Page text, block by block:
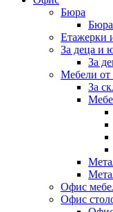
Бюра
Бюра
Етажерки
За деца и
За
Мебели от
За
Офис
Офис